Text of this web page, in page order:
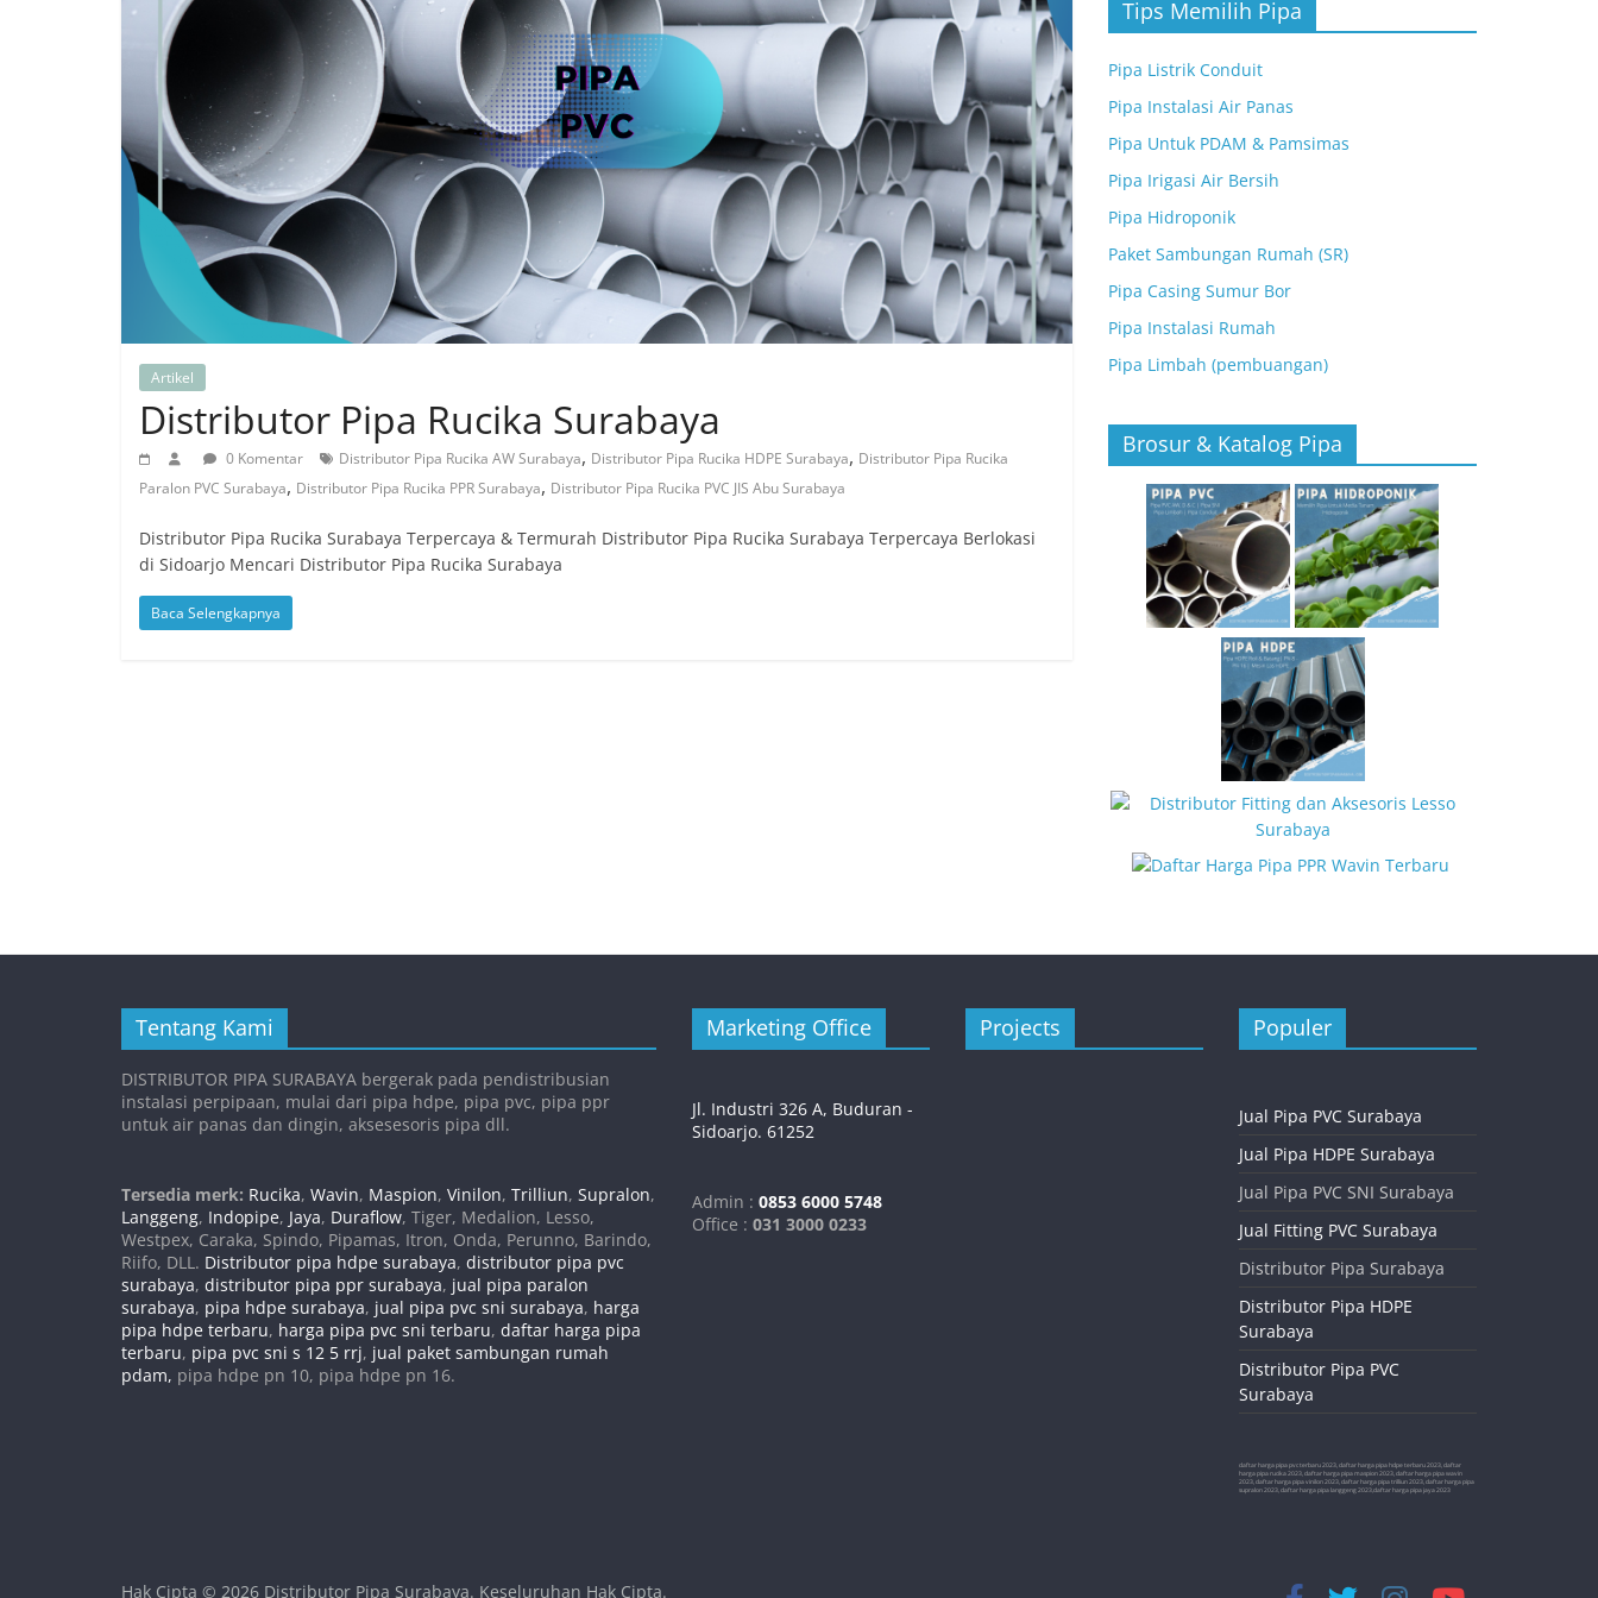
Artikel
Distributor Pipa Rucika Surabaya
0 Komentar Distributor Pipa Rucika AW Surabaya, Distributor Pipa Rucika HDPE Surabaya, Distributor Pipa Rucika
Paralon PVC Surabaya, Distributor Pipa Rucika PPR Surabaya, Distributor Pipa Rucika PVC JIS Abu Surabaya
Distributor Pipa Rucika Surabaya Terpercaya & Termurah Distributor Pipa Rucika Surabaya Terpercaya Berlokasi
di Sidoarjo Mencari Distributor Pipa Rucika Surabaya
Baca Selengkapnya
Tips Memilih Pipa
Pipa Listrik Conduit
Pipa Instalasi Air Panas
Pipa Untuk PDAM & Pamsimas
Pipa Irigasi Air Bersih
Pipa Hidroponik
Paket Sambungan Rumah (SR)
Pipa Casing Sumur Bor
Pipa Instalasi Rumah
Pipa Limbah (pembuangan)
Brosur & Katalog Pipa
Tentang Kami
DISTRIBUTOR PIPA SURABAYA bergerak pada pendistribusian
instalasi perpipaan, mulai dari pipa hdpe, pipa pvc, pipa ppr
untuk air panas dan dingin, aksesesoris pipa dll.
Tersedia merk: Rucika, Wavin, Maspion, Vinilon, Trilliun, Supralon,
Langgeng, Indopipe, Jaya, Duraflow, Tiger, Medalion, Lesso,
Westpex, Caraka, Spindo, Pipamas, Itron, Onda, Perunno, Barindo,
Riifo, DLL. Distributor pipa hdpe surabaya, distributor pipa pvc
surabaya, distributor pipa ppr surabaya, jual pipa paralon
surabaya, pipa hdpe surabaya, jual pipa pvc sni surabaya, harga
pipa hdpe terbaru, harga pipa pvc sni terbaru, daftar harga pipa
terbaru, pipa pvc sni s 12 5 rrj, jual paket sambungan rumah
pdam, pipa hdpe pn 10, pipa hdpe pn 16.
Marketing Office
Jl. Industri 326 A, Buduran -
Sidoarjo. 61252
Admin : 0853 6000 5748
Office : 031 3000 0233
Projects Populer
Jual Pipa PVC Surabaya
Jual Pipa HDPE Surabaya
Jual Pipa PVC SNI Surabaya
Jual Fitting PVC Surabaya
Distributor Pipa Surabaya
Distributor Pipa HDPE
Surabaya
Distributor Pipa PVC
Surabaya
daftar harga pipa pvc terbaru 2023, daftar harga pipa hdpe terbaru 2023, daftar
harga pipa rucika 2023, daftar harga pipa maspion 2023, daftar harga pipa wavin
2023, daftar harga pipa vinilon 2023, daftar harga pipa trilliun 2023, daftar harga pipa
supralon 2023, daftar harga pipa langgeng 2023,daftar harga pipa jaya 2023
Hak Cipta © 2026 Distributor Pipa Surabaya. Keseluruhan Hak Cipta.